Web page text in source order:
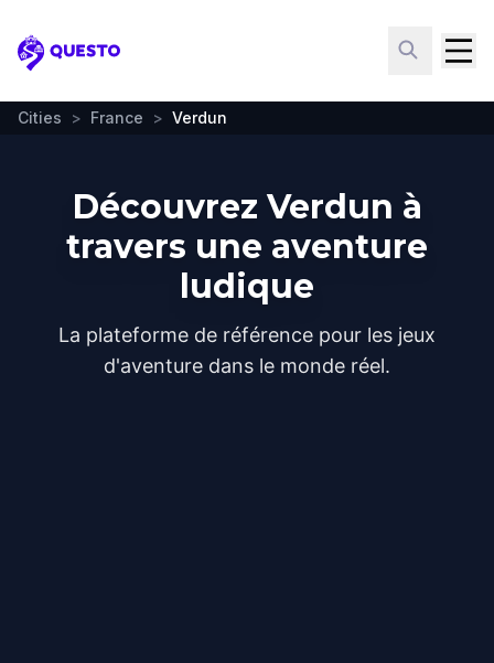
Questo
Cities > France > Verdun
Découvrez Verdun à
travers une aventure
ludique
La plateforme de référence pour les jeux
d'aventure dans le monde réel.